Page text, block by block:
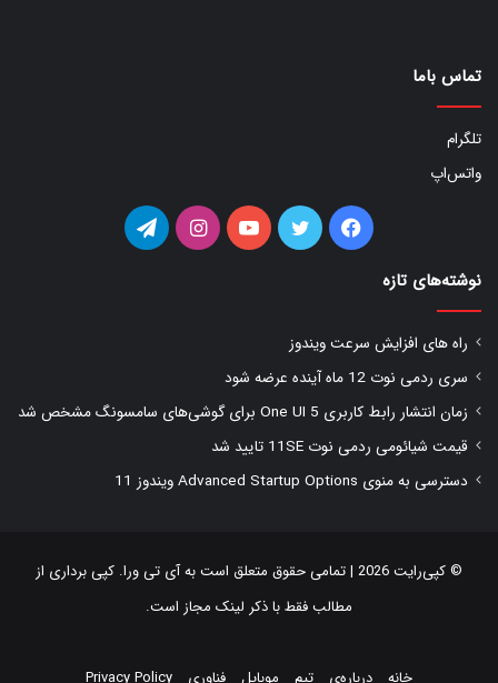
تماس باما
تلگرام
واتس‌اپ
فیس توییتر یوتیوب اینستاگرامتلگرام
نوشته‌های تازه
راه های افزایش سرعت ویندوز
سری ردمی نوت 12 ماه آینده عرضه شود
زمان انتشار رابط کاربری One UI 5 برای گوشی‌های سامسونگ مشخص شد
قیمت شیائومی ردمی نوت 11SE تایید شد
دسترسی به منوی Advanced Startup Options ویندوز 11
© کپی‌رایت 2026 | تمامی حقوق متعلق است به آی تی ورا. کپی برداری از
مطالب فقط با ذکر لینک مجاز است.
خانه درباره‌ی تیم موبایل فناوری Privacy Policy